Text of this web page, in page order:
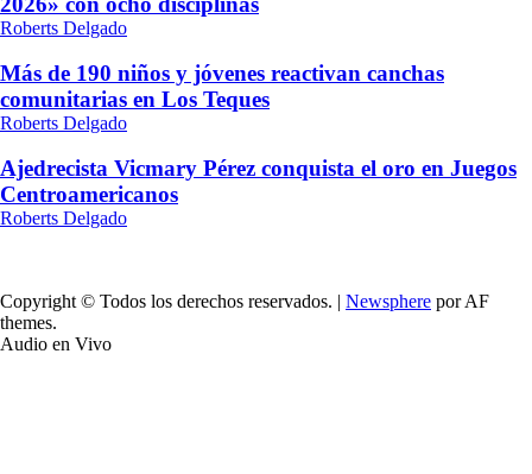
Roberts Delgado
Más de 190 niños y jóvenes reactivan canchas
comunitarias en Los Teques
Roberts Delgado
Ajedrecista Vicmary Pérez conquista el oro en Juegos
Centroamericanos
Roberts Delgado
Copyright © Todos los derechos reservados. | Newsphere por AF
themes.
Audio en Vivo